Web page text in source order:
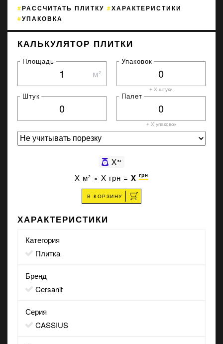
РАССЧИТАТЬ ПЛИТКУ
ХАРАКТЕРИСТИКИ
УПАКОВКА
КАЛЬКУЛЯТОР ПЛИТКИ
Площадь
м²
Упаковок
+ X штуки
Штук Палет
+ X упаковок
Xкг
X м² × X грн = X грн
В КОРЗИНУ
ХАРАКТЕРИСТИКИ
Категория
Плитка
Бренд
Cersanit
Серия
CASSIUS